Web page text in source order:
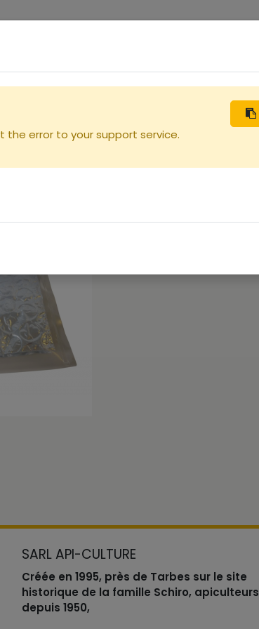
SARL API-CULTURE
Créée en 1995, près de Tarbes sur le site
historique de la famille Schiro, apiculteurs
depuis 1950,
error to your support service.